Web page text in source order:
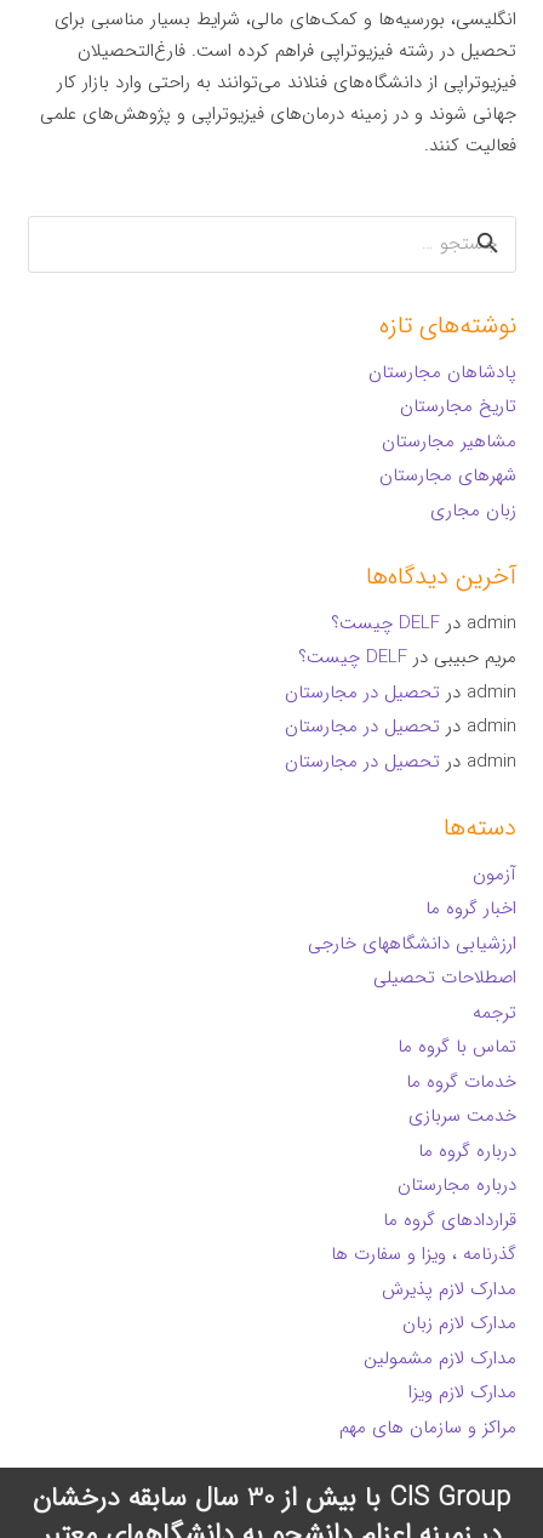
انگلیسی، بورسیه‌ها و کمک‌های مالی، شرایط بسیار مناسبی برای
تحصیل در رشته فیزیوتراپی فراهم کرده است. فارغ‌التحصیلان
فیزیوتراپی از دانشگاه‌های فنلاند می‌توانند به راحتی وارد بازار کار
جهانی شوند و در زمینه درمان‌های فیزیوتراپی و پژوهش‌های علمی
فعالیت کنند.
جستجو
برای:
نوشته‌های تازه
پادشاهان مجارستان
تاریخ مجارستان
مشاهیر مجارستان
شهرهای مجارستان
زبان مجاری
آخرین دیدگاه‌ها
admin درDELF چیست؟
مریم حبیبی درDELF چیست؟
admin در تحصیل در مجارستان
admin در تحصیل در مجارستان
admin در تحصیل در مجارستان
دسته‌ها
آزمون
اخبار گروه ما
ارزشیابی دانشگاههای خارجی
اصطلاحات تحصیلی
ترجمه
تماس با گروه ما
خدمات گروه ما
خدمت سربازی
درباره گروه ما
درباره مجارستان
قراردادهای گروه ما
گذرنامه ، ویزا و سفارت ها
مدارک لازم پذیرش
مدارک لازم زبان
مدارک لازم مشمولین
مدارک لازم ویزا
مراکز و سازمان های مهم
CIS Group با بیش از 30 سال سابقه درخشان